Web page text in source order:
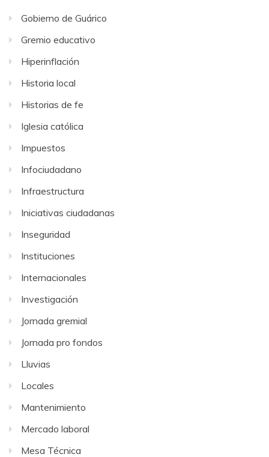
Gobierno de Guárico
Gremio educativo
Hiperinflación
Historia local
Historias de fe
Iglesia católica
Impuestos
Infociudadano
Infraestructura
Iniciativas ciudadanas
Inseguridad
Instituciones
Internacionales
Investigación
Jornada gremial
Jornada pro fondos
Lluvias
Locales
Mantenimiento
Mercado laboral
Mesa Técnica